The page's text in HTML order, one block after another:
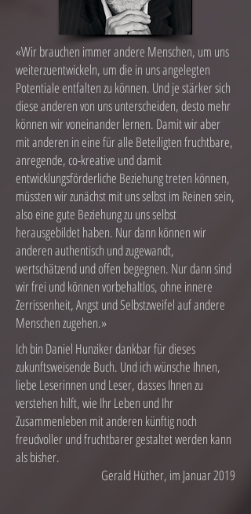
«Wir brauchen immer andere Menschen, um uns
weiterzuentwickeln, um die in uns angelegten
Potentiale entfalten zu können. Und je stärker sich
diese anderen von uns unterscheiden, desto mehr
können wir voneinander lernen. Damit wir aber
mit anderen in eine für alle Beteiligten fruchtbare,
anregende, co-kreative und damit
entwicklungsförderliche Beziehung treten können,
müssten wir zunächst mit uns selbst im Reinen sein,
also eine gute Beziehung zu uns selbst
herausgebildet haben. Nur dann können wir
anderen authentisch und zugewandt,
wertschätzend und offen begegnen. Nur dann sind
wir frei und können vorbehaltlos, ohne innere
Zerrissenheit, Angst und Selbstzweifel auf andere
Menschen zugehen.»
Ich bin Daniel Hunziker dankbar für dieses
zukunftsweisende Buch. Und ich wünsche Ihnen,
liebe Leserinnen und Leser, dasses Ihnen zu
verstehen hilft, wie Ihr Leben und Ihr
Zusammenleben mit anderen künftig noch
freudvoller und fruchtbarer gestaltet werden kann
als bisher.
Gerald Hüther, im Januar 2019